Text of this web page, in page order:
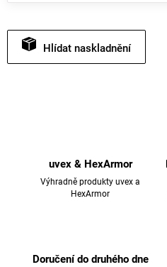
Hlídat
uvex & HexArmor
Výhradně produkty uvex a
HexArmor
Doručení do druhého dne